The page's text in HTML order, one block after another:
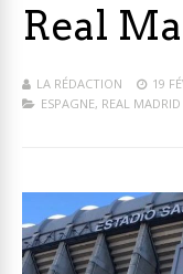
Real
LA RÉDACTION 19
ESPAGNE, REAL MADRID